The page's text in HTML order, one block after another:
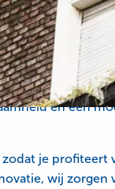
Kunststof
compleet
en een
je profiteert
wij zorgen